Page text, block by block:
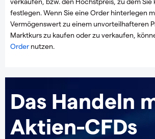
festlegen. Wenn Sie eine Order hinterlegen
Vermögenswert zu einem unvorteilhafteren
Marktkurs zu kaufen oder zu verkaufen,
Ordernutzen.
Das Handeln
Aktien-CFDs